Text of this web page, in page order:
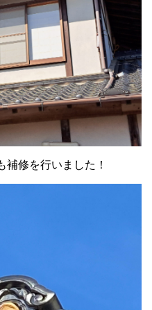
修を行いました！